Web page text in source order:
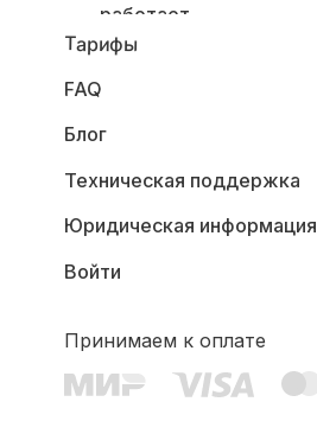
Принимаем к оплате
Блог
Юридическая информация
Техническая поддержка
Войти
FAQ
Тарифы
работает